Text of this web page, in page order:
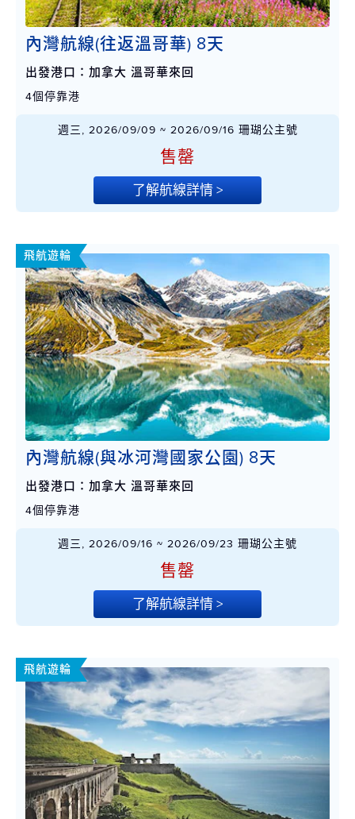
內灣航線(往返溫哥華) 8天
出發港口：加拿大 溫哥華來回
4個停靠港
週三, 2026/09/09 ~ 2026/09/16 珊瑚公主號
售罄
了解航線詳情 >
飛航遊輪
內灣航線(與冰河灣國家公園) 8天
出發港口：加拿大 溫哥華來回
4個停靠港
週三, 2026/09/16 ~ 2026/09/23 珊瑚公主號
售罄
了解航線詳情 >
飛航遊輪